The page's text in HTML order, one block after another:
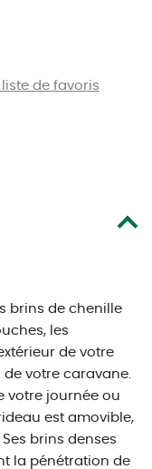
brins de chenille
les
de votre
votre caravane.
votre journée ou
est amovible,
brins denses
la pénétration de
de favoris